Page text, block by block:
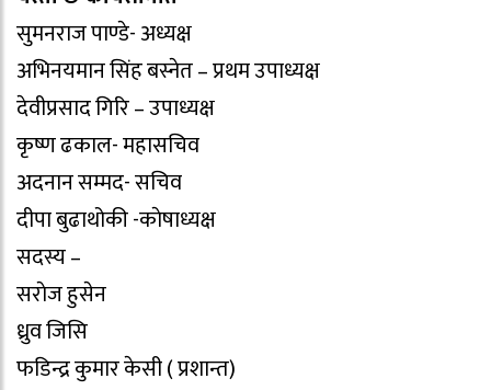
सुमनराज पाण्डे- अध्यक्ष
अभिनयमान सिंह बस्नेत – प्रथम उपाध्यक्ष
देवीप्रसाद गिरि – उपाध्यक्ष
कृष्ण ढकाल- महासचिव
अदनान सम्मद- सचिव
दीपा बुढाथोकी -काेषाध्यक्ष
सदस्य –
सराेज हुसेन
ध्रुव जिसि
फडिन्द्र कुमार केसी ( प्रशान्त)